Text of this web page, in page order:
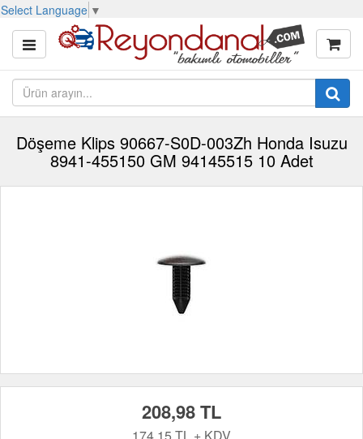
Select Language ▼
Döşeme Klips 90667-S0D-003Zh Honda Isuzu
8941-455150 GM 94145515 10 Adet
208,98 TL